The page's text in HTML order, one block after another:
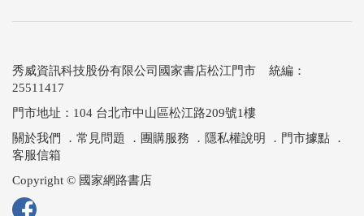
秀威資訊科技股份有限公司國家書店松江門市 統編：
25511417
門市地址：104 台北市中山區松江路209號1樓
關於我們 ． 常見問題 ． 團購服務 ． 隱私權說明 ． 門市據點 ．
客服信箱
Copyright © 國家網路書店